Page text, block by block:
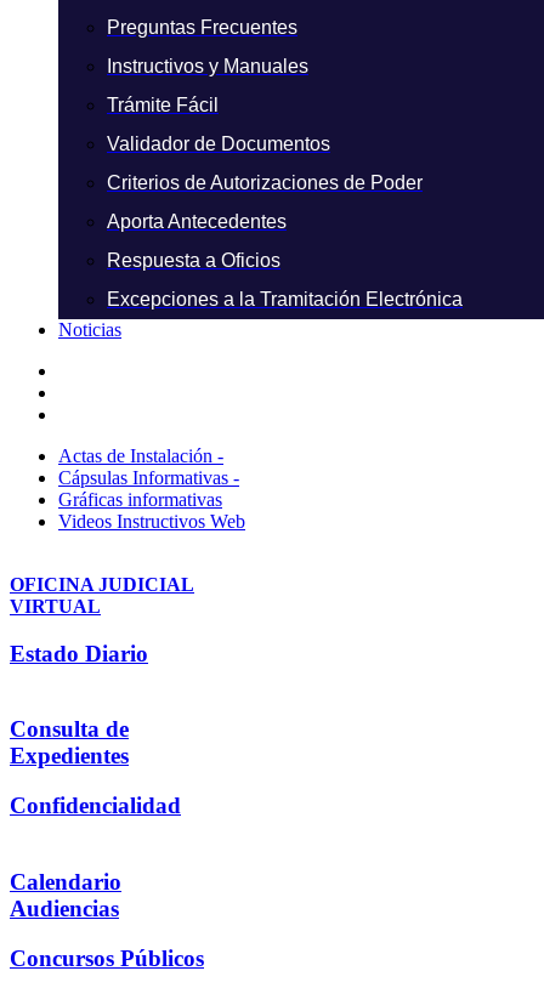
Preguntas Frecuentes
Instructivos y Manuales
Trámite Fácil
Validador de Documentos
Criterios de Autorizaciones de Poder
Aporta Antecedentes
Respuesta a Oficios
Excepciones a la Tramitación Electrónica
Noticias
Actas de Instalación -
Cápsulas Informativas -
Gráficas informativas
Videos Instructivos Web
OFICINA JUDICIAL
VIRTUAL
Estado Diario
Consulta de
Expedientes
Confidencialidad
Calendario
Audiencias
Concursos Públicos